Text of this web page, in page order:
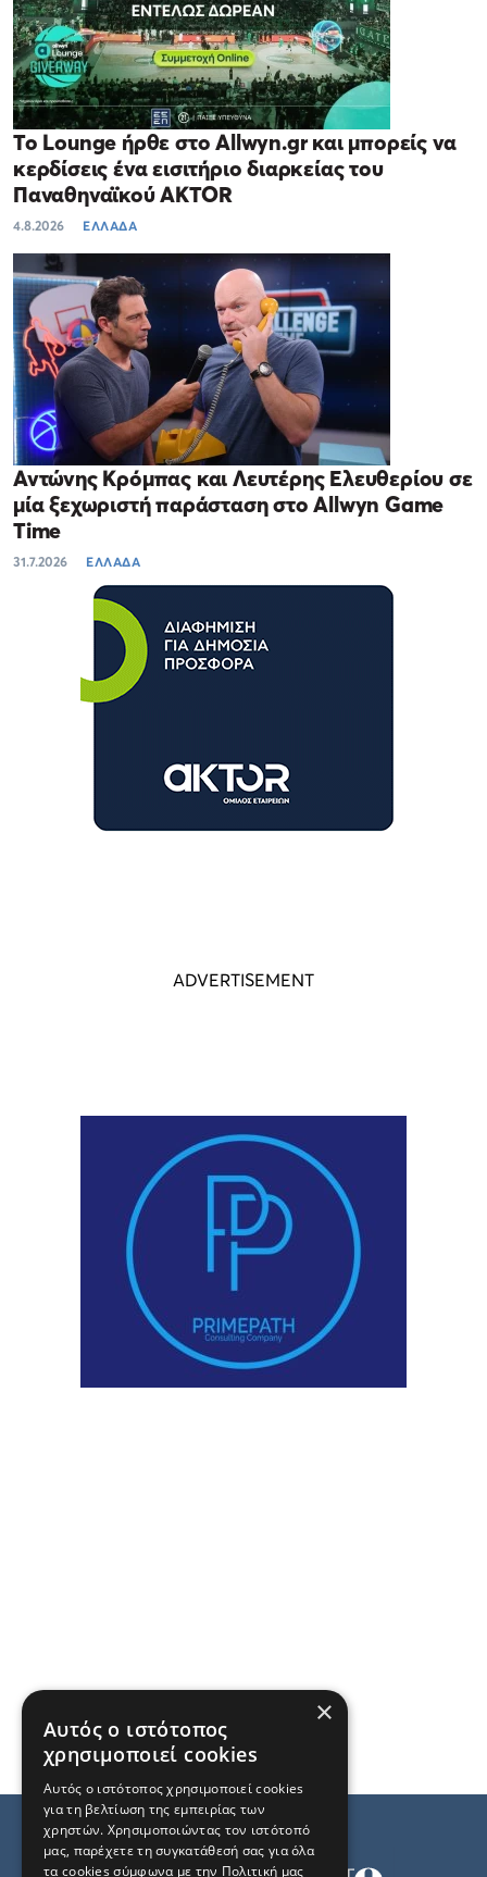
Το Lounge ήρθε στο Allwyn.gr και μπορείς να
κερδίσεις ένα εισιτήριο διαρκείας του
Παναθηναϊκού AKTOR
4.8.2026 ΕΛΛΑΔΑ
Αντώνης Κρόμπας και Λευτέρης Ελευθερίου σε
μία ξεχωριστή παράσταση στο Allwyn Game
Time
31.7.2026 ΕΛΛΑΔΑ
×
Αυτός ο ιστότοπος
χρησιμοποιεί cookies
Αυτός ο ιστότοπος χρησιμοποιεί cookies
για τη βελτίωση της εμπειρίας των
χρηστών. Χρησιμοποιώντας τον ιστότοπό
μας, παρέχετε τη συγκατάθεσή σας για όλα
τα cookies σύμφωνα με την Πολιτική μας